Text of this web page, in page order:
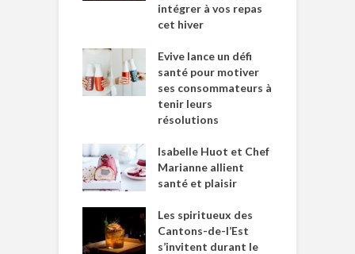
intégrer à vos repas
cet hiver
Evive lance un défi
santé pour motiver
ses consommateurs à
tenir leurs
résolutions
Isabelle Huot et Chef
Marianne allient
santé et plaisir
Les spiritueux des
Cantons-de-l’Est
s’invitent durant le